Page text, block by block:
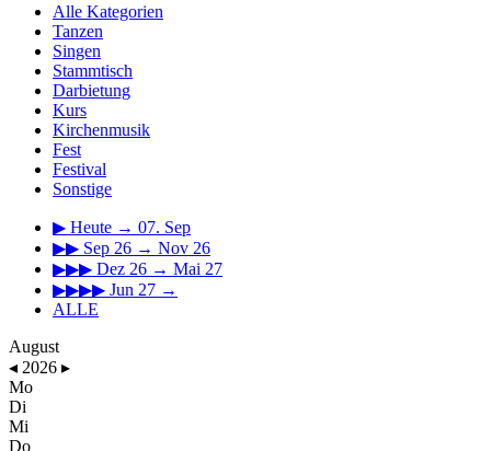
Alle Kategorien
Tanzen
Singen
Stammtisch
Darbietung
Kurs
Kirchenmusik
Fest
Festival
Sonstige
▶ Heute → 07. Sep
▶▶ Sep 26 → Nov 26
▶▶▶ Dez 26 → Mai 27
▶▶▶▶ Jun 27 →
ALLE
August
◂ 2026 ▸
Mo
Di
Mi
Do